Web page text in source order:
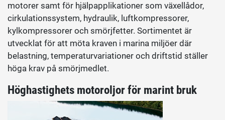
motorer samt för hjälpapplikationer som växellådor,
cirkulationssystem, hydraulik, luftkompressorer,
kylkompressorer och smörjfetter. Sortimentet är
utvecklat för att möta kraven i marina miljöer där
belastning, temperaturvariationer och driftstid ställer
höga krav på smörjmedlet.
Höghastighets motoroljor för marint bruk